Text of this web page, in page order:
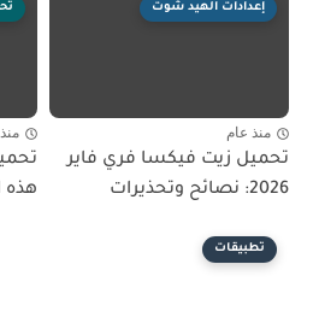
إعدادات الهيد شوت
منذ عام
تحميل زيت فيكسا فري فاير
2026: نصائح وتحذيرات
هذه
تطبيقات